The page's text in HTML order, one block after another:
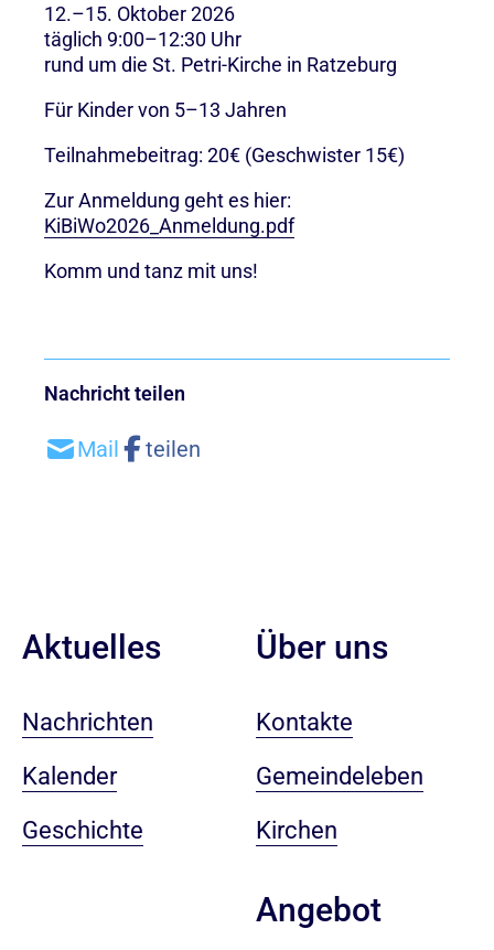
12.–15. Oktober 2026
täglich 9:00–12:30 Uhr
rund um die St. Petri-Kirche in Ratzeburg
Für Kinder von 5–13 Jahren
Teilnahmebeitrag: 20€ (Geschwister 15€)
Zur Anmeldung geht es hier:
KiBiWo2026_Anmeldung.pdf
Komm und tanz mit uns!
Nachricht teilen
Aktuelles
Nachrichten
Kalender
Geschichte
Über uns
Kontakte
Gemeindeleben
Kirchen
Angebot